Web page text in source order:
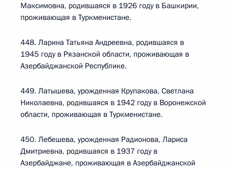
Максимовна, родившаяся в 1926 году в Башкирии,
проживающая в Туркменистане.
448. Ларина Татьяна Андреевна, родившаяся в
1945 году в Рязанской области, проживающая в
Азербайджанской Республике.
449. Латышева, урожденная Крупакова, Светлана
Николаевна, родившаяся в 1942 году в Воронежской
области, проживающая в Туркменистане.
450. Лебешева, урожденная Радионова, Лариса
Дмитриевна, родившаяся в 1937 году в
Азербайджане, проживающая в Азербайджанской